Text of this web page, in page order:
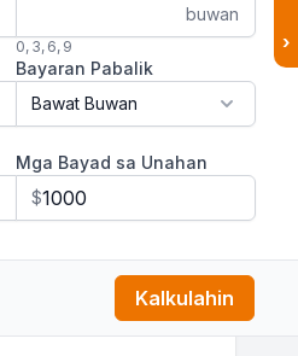
buwan
0, 3, 6, 9
Bayaran Pabalik
Mga Bayad sa Unahan
$
Kalkulahin
›